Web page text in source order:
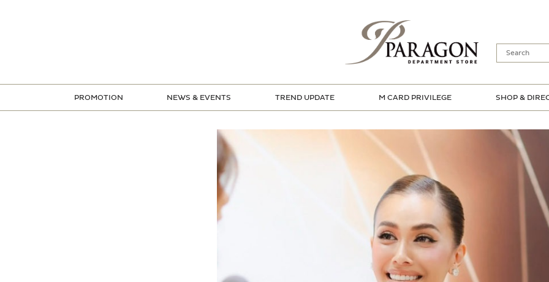
PROMOTION NEWS & EVENTS TREND UPDATE M CARD PRIVILEGE SHOP &